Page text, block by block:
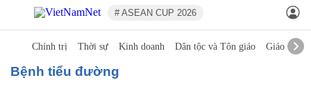
# ASEAN CUP 2026
Chính trị Thời sự Kinh doanh Dân tộc và Tôn giáo Giáo dục
Bệnh tiểu đường